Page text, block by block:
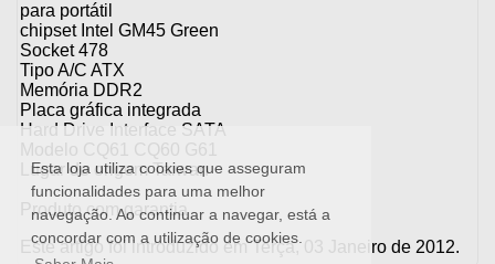
Esta loja utiliza cookies que asseguram
funcionalidades para uma melhor
navegação. Ao continuar a navegar, está a
concordar com a utilização de cookies.
para portátil
chipset Intel GM45 Green
Socket 478
Tipo A/C ATX
Memória DDR2
Placa gráfica integrada
Hard Drive Interface SATA
Modelo CQ61 CQ60 G61
Lugar de origem Taiwan
Produto com garantia
Este artigo foi introduzido em Terça, 03 Janeiro de 2012.